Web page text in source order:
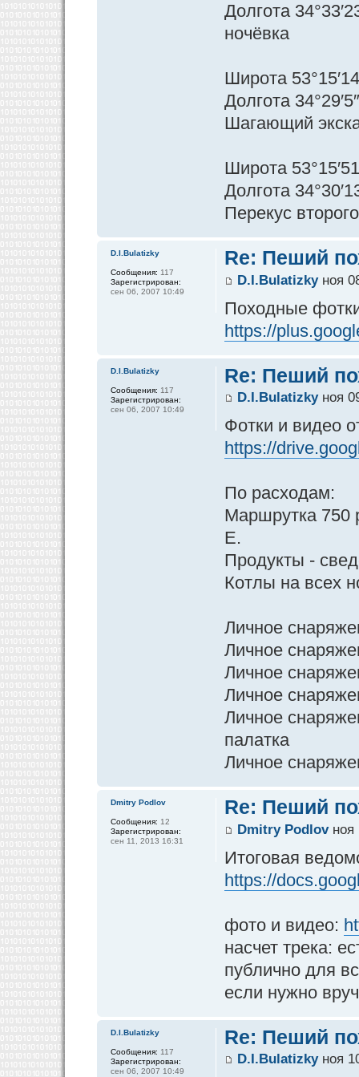
Долгота
ночёвка
Широта
Долгота
Шагающий
Широта
Долгота
Перекус
Re: Пеший
D.I.Bulatizkyноя
Походные
https://
D.I.Bulatizky
Сообщения: 117
Зарегистрирован:
сен 06, 2007 10:49
Re: Пеший
D.I.Bulatizkyноя
Фотки и видео
https://
По расходам:
Маршрутка 750
Е.
Продукты -
Котлы на всех
Личное
Личное
Личное
Личное
Личное
палатка
Личное
D.I.Bulatizky
Сообщения: 117
Зарегистрирован:
сен 06, 2007 10:49
Re: Пеший
Dmitry Podlovноя
Итоговая
https://
фото и видео:
насчет трека:
публично для
если нужно
Dmitry Podlov
Сообщения: 12
Зарегистрирован:
сен 11, 2013 16:31
Re: Пеший
D.I.Bulatizkyноя
D.I.Bulatizky
Сообщения: 117
Зарегистрирован:
сен 06, 2007 10:49